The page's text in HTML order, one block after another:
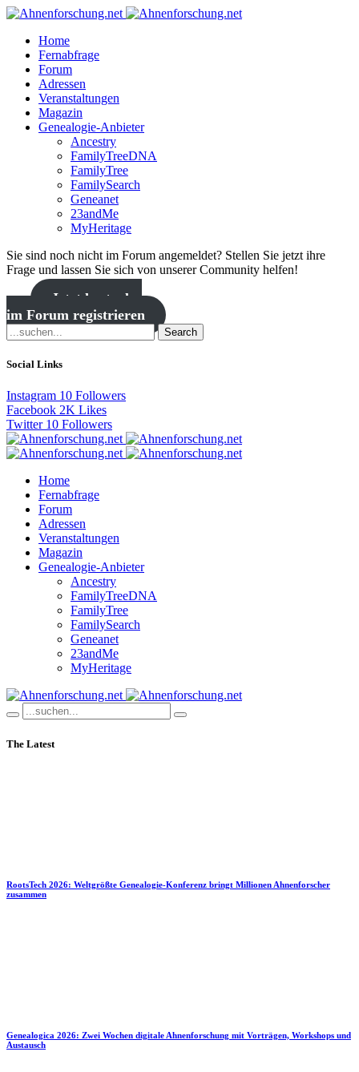
Home
Fernabfrage
Forum
Adressen
Veranstaltungen
Magazin
Genealogie-Anbieter
Ancestry
FamilyTreeDNA
FamilyTree
FamilySearch
Geneanet
23andMe
MyHeritage
Sie sind noch nicht im Forum angemeldet? Stellen Sie jetzt ihre
Frage und lassen Sie sich von unserer Community helfen!
Jetzt kostenlos
im Forum registrieren
Search
Social Links
Instagram 10 Followers
Facebook 2K Likes
Twitter 10 Followers
Home
Fernabfrage
Forum
Adressen
Veranstaltungen
Magazin
Genealogie-Anbieter
Ancestry
FamilyTreeDNA
FamilyTree
FamilySearch
Geneanet
23andMe
MyHeritage
The Latest
RootsTech 2026: Weltgrößte Genealogie-Konferenz bringt Millionen Ahnenforscher
zusammen
Genealogica 2026: Zwei Wochen digitale Ahnenforschung mit Vorträgen, Workshops und
Austausch